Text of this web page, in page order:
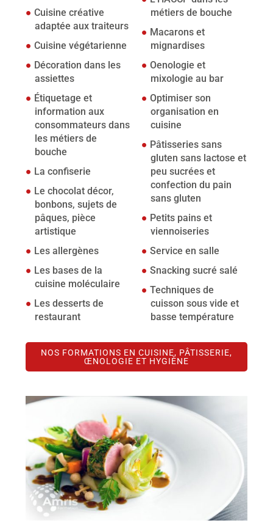
Cuisine créative
adaptée aux traiteurs
Cuisine végétarienne
Décoration dans les
assiettes
Étiquetage et
information aux
consommateurs dans
les métiers de
bouche
La confiserie
Le chocolat décor,
bonbons, sujets de
pâques, pièce
artistique
Les allergènes
Les bases de la
cuisine moléculaire
Les desserts de
restaurant
métiers de bouche
Macarons et
mignardises
Oenologie et
mixologie au bar
Optimiser son
organisation en
cuisine
Pâtisseries sans
gluten sans lactose et
peu sucrées et
confection du pain
sans gluten
Petits pains et
viennoiseries
Service en salle
Snacking sucré salé
Techniques de
cuisson sous vide et
basse température
NOS FORMATIONS EN CUISINE, PÂTISSERIE,
ŒNOLOGIE ET HYGIÈNE